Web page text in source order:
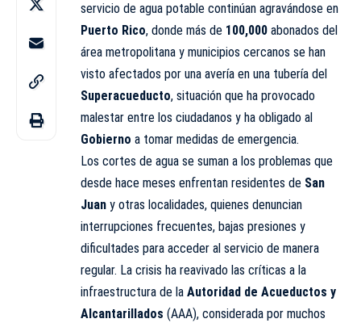
servicio de agua potable continúan agravándose en
Puerto Rico, donde más de 100,000 abonados del
área metropolitana y municipios cercanos se han
visto afectados por una avería en una tubería del
Superacueducto, situación que ha provocado
malestar entre los ciudadanos y ha obligado al
Gobierno a tomar medidas de emergencia.
Los cortes de agua se suman a los problemas que
desde hace meses enfrentan residentes de San
Juan y otras localidades, quienes denuncian
interrupciones frecuentes, bajas presiones y
dificultades para acceder al servicio de manera
regular. La crisis ha reavivado las críticas a la
infraestructura de la Autoridad de Acueductos y
Alcantarillados (AAA), considerada por muchos